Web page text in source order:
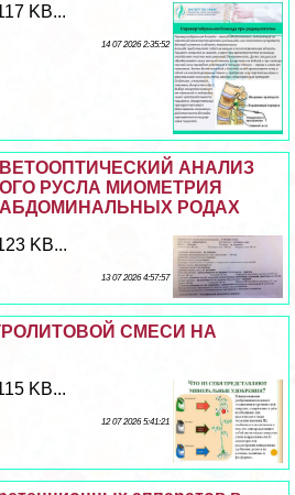
KB...
14 07 2026 2:35:52
АНАЛИЗ
РУСЛА МИОМЕТРИЯ
РОДАХ
KB...
13 07 2026 4:57:57
СМЕСИ НА
KB...
12 07 2026 5:41:21